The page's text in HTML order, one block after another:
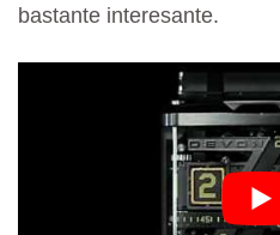
bastante interesante.